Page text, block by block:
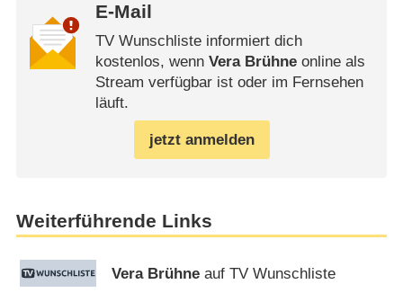
E-Mail
TV Wunschliste informiert dich
kostenlos, wenn Vera Brühneonline als
Stream verfügbar ist oder im Fernsehen
läuft.
jetzt anmelden
Weiterführende Links
Vera Brühne auf TV Wunschliste